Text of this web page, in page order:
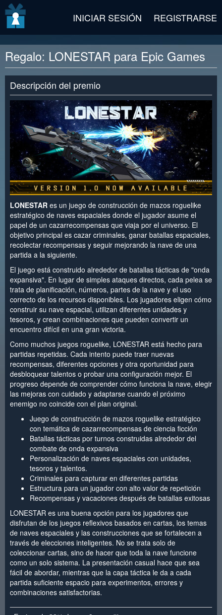
INICIAR SESIÓN REGISTRARSE
Regalo: LONESTAR para Epic Games
Descripción del premio
LONESTAR es un juego de construcción de mazos roguelike
estratégico de naves espaciales donde el jugador asume el
papel de un cazarrecompensas que viaja por el universo. El
objetivo principal es cazar criminales, ganar batallas espaciales,
recolectar recompensas y seguir mejorando la nave de una
partida a la siguiente.
El juego está construido alrededor de batallas tácticas de "onda
expansiva". En lugar de simples ataques directos, cada pelea se
trata de planificación, números, partes de la nave y el uso
correcto de los recursos disponibles. Los jugadores eligen cómo
construir su nave espacial, utilizan diferentes unidades y
tesoros, y crean combinaciones que pueden convertir un
encuentro difícil en una gran victoria.
Como muchos juegos roguelike, LONESTAR está hecho para
partidas repetidas. Cada intento puede traer nuevas
recompensas, diferentes opciones y otra oportunidad para
desbloquear talentos o probar una configuración mejor. El
progreso depende de comprender cómo funciona la nave, elegir
las mejoras con cuidado y adaptarse cuando el próximo
enemigo no coincide con el plan original.
Juego de construcción de mazos roguelike estratégico
con temática de cazarrecompensas de ciencia ficción
Batallas tácticas por turnos construidas alrededor del
combate de onda expansiva
Personalización de naves espaciales con unidades,
tesoros y talentos.
Criminales para capturar en diferentes partidas
Estructura para un jugador con alto valor de repetición
Recompensas y vacaciones después de batallas exitosas
LONESTAR es una buena opción para los jugadores que
disfrutan de los juegos reflexivos basados en cartas, los temas
de naves espaciales y las construcciones que se fortalecen a
través de elecciones inteligentes. No se trata solo de
coleccionar cartas, sino de hacer que toda la nave funcione
como un solo sistema. La presentación casual hace que sea
fácil de abordar, mientras que la capa táctica le da a cada
partida suficiente espacio para experimentos, errores y
combinaciones satisfactorias.